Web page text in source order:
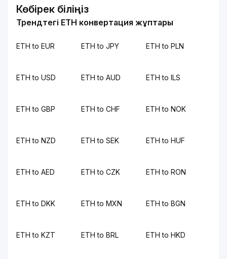
Көбірек біліңіз
Трендтегі ETH конвертация жұптары
ETH to EUR ETH to JPY ETH to PLN
ETH to USD ETH to AUD ETH to ILS
ETH to GBP ETH to CHF ETH to NOK
ETH to NZD ETH to SEK ETH to HUF
ETH to AED ETH to CZK ETH to RON
ETH to DKK ETH to MXN ETH to BGN
ETH to KZT ETH to BRL ETH to HKD